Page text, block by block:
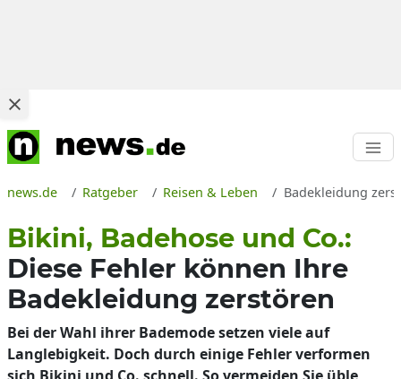
news.de Ratgeber Reisen & Leben Badekleidung
Bikini, Badehose und Co.:
Diese Fehler können Ihre
Badekleidung zerstören
Bei der Wahl ihrer Bademode setzen viele auf
Langlebigkeit. Doch durch einige Fehler verformen